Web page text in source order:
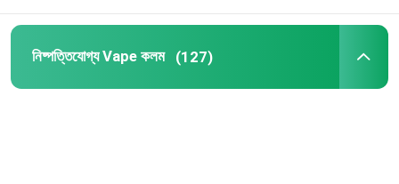
নিষ্পত্তিযোগ্য Vape কলম (127)